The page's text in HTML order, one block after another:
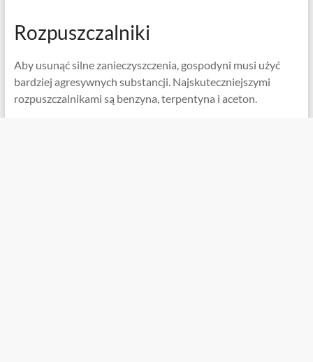
Rozpuszczalniki
Aby usunąć silne zanieczyszczenia, gospodyni musi użyć
bardziej agresywnych substancji. Najskuteczniejszymi
rozpuszczalnikami są benzyna, terpentyna i aceton.